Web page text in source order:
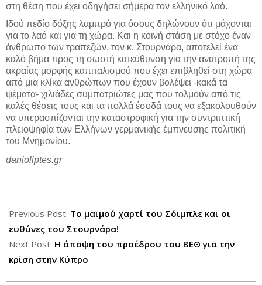
στη θέση που έχει οδηγήσει σήμερα τον ελληνικό λαό.
Ιδού πεδίο δόξης λαμπρό για όσους δηλώνουν ότι μάχονται
για το λαό και για τη χώρα. Και η κοινή στάση με στόχο έναν
άνθρωπο των τραπεζών, τον κ. Στουρνάρα, αποτελεί ένα
καλό βήμα προς τη σωστή κατεύθυνση για την ανατροπή της
ακραίας μορφής καπιταλισμού που έχει επιβληθεί στη χώρα
από μια κλίκα ανθρώπων που έχουν βολέψει -κακά τα
ψέματα- χιλιάδες συμπατριώτες μας που τολμούν από τις
καλές θέσεις τους και τα πολλά έσοδά τους να εξακολουθούν
να υπερασπίζονται την καταστροφική για την συντριπτική
πλειοψηφία των Ελλήνων γερμανικής έμπνευσης πολιτική
του Μνημονίου.
danioliptes.gr
03-
21
Previous Post: To μαϊμού χαρτί του Σόιμπλε και οι
ευθύνες του Στουρνάρα!
Next Post: Η άποψη του προέδρου του ΒΕΘ για την
κρίση στην Κύπρο